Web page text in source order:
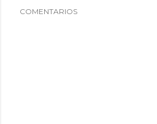
COMENTARIOS